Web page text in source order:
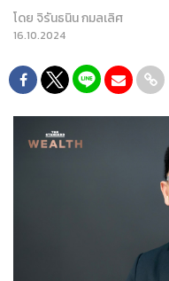
โดย จิรันธนิน กมลเลิศ
16.10.2024